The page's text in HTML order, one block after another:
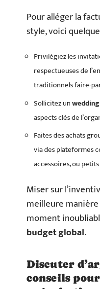
Pour alléger la
style, voici
Privilégiez les
respectueuses de
traditionnels faire-
Sollicitez un
aspects clés de
Faites des achats
via des plateformes
accessoires, ou
Miser sur
meilleure
moment
budget global.
Discuter
conseils